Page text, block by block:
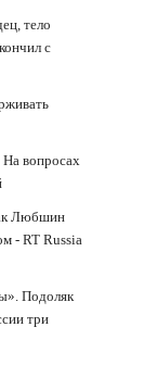
тело
с
На вопросах
Любшин
- RT Russia
Подоляк
три